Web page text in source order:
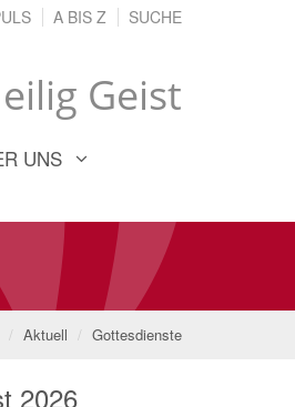
Geist
A BIS Z SUCHE
UNS
Aktuell Gottesdienste
2026